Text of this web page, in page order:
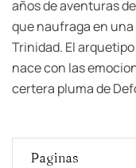
años de aventuras
que naufraga en
Trinidad. El
nace con las
certera pluma de
Paginas